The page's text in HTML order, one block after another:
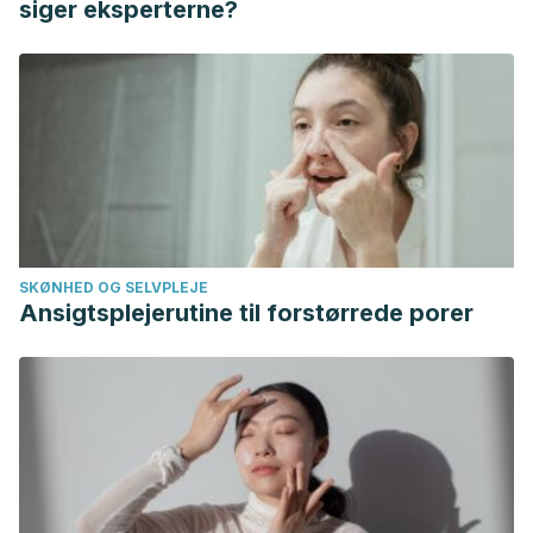
siger eksperterne?
SKØNHED OG SELVPLEJE
Ansigtsplejerutine til forstørrede porer